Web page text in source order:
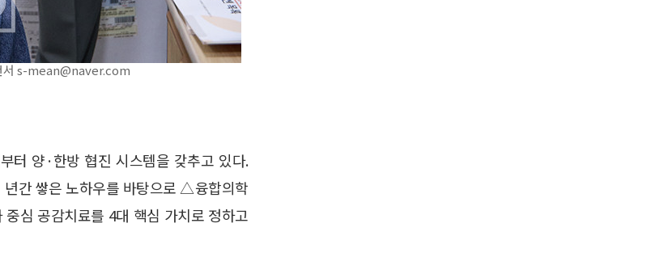
서 s-mean@naver.com
터 양·한방 협진 시스템을 갖추고 있다.
간 쌓은 노하우를 바탕으로 △융합의학
심 공감치료를 4대 핵심 가치로 정하고